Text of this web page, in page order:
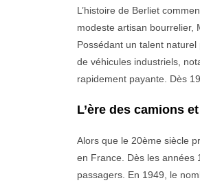
L’histoire de Berliet
modeste artisan bourrelier,
Possédant un talent
de véhicules industriels,
rapidement payante. Dès
L’ère des camions
Alors que le 20ème siècle
en France. Dès les années
passagers. En 1949, le